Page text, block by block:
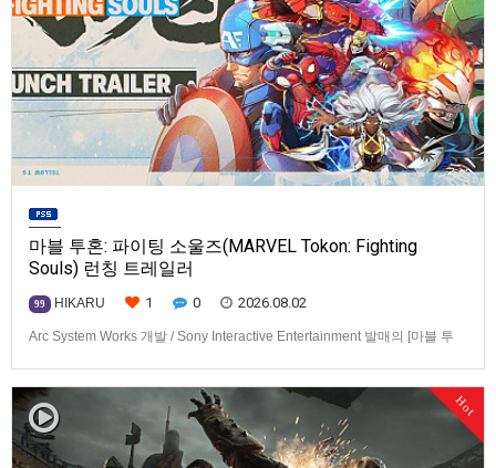
마블 투혼: 파이팅 소울즈(MARVEL Tokon: Fighting
Souls) 런칭 트레일러
99 HIKARU 1 0 2026.08.02
Arc System Works 개발 / Sony Interactive Entertainment 발매의 [마블 투
로 예정.
Hot